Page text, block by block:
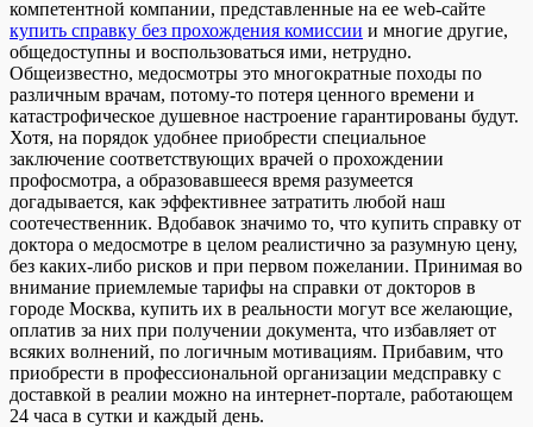
компетентной компании, представленные на ее web-сайте
купить справку без прохождения комиссии и многие другие,
общедоступны и воспользоваться ими, нетрудно.
Общеизвестно, медосмотры это многократные походы по
различным врачам, потому-то потеря ценного времени и
катастрофическое душевное настроение гарантированы будут.
Хотя, на порядок удобнее приобрести специальное
заключение соответствующих врачей о прохождении
профосмотра, а образовавшееся время разумеется
догадывается, как эффективнее затратить любой наш
соотечественник. Вдобавок значимо то, что купить справку от
доктора о медосмотре в целом реалистично за разумную цену,
без каких-либо рисков и при первом пожелании. Принимая во
внимание приемлемые тарифы на справки от докторов в
городе Москва, купить их в реальности могут все желающие,
оплатив за них при получении документа, что избавляет от
всяких волнений, по логичным мотивациям. Прибавим, что
приобрести в профессиональной организации медсправку с
доставкой в реалии можно на интернет-портале, работающем
24 часа в сутки и каждый день.